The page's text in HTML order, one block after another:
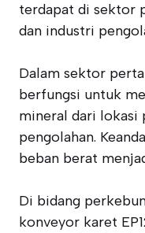
terdapat di sektor
dan industri
Dalam sektor
berfungsi untuk
mineral dari lokasi
pengolahan.
beban berat
Di bidang
konveyor karet